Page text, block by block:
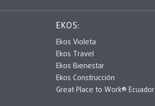
EKOS:
Ekos Violeta
Ekos Travel
Ekos Bienestar
Ekos Construcción
Great Place to Work® Ecuador